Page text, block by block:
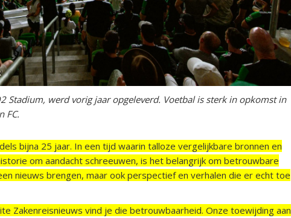
Stadium, werd vorig jaar opgeleverd. Voetbal is sterk in opkomst in
FC.
bijna 25 jaar. In een tijd waarin talloze vergelijkbare bronnen en
om aandacht schreeuwen, is het belangrijk om betrouwbare
nieuws brengen, maar ook perspectief en verhalen die er echt toe
Zakenreisnieuws vind je die betrouwbaarheid. Onze toewijding aan